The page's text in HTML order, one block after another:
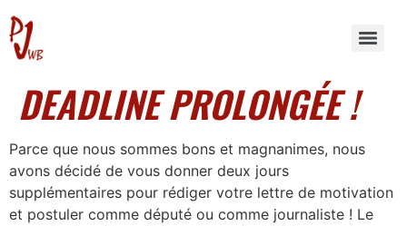
DEADLINE PROLONGÉE !
Parce que nous sommes bons et magnanimes, nous
avons décidé de vous donner deux jours
supplémentaires pour rédiger votre lettre de motivation
et postuler comme député ou comme journaliste ! Le